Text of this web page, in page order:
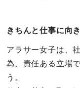
きちんと仕事に向
アラサー女子は、
為、責任ある立場
う。